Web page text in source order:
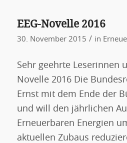
EEG-Novelle 2016
30. November 2015 / in
Sehr geehrte Leserinnen
Novelle 2016 Die
Ernst mit dem Ende der
und will den jährlichen
Erneuerbaren Energien
aktuellen Zubaus